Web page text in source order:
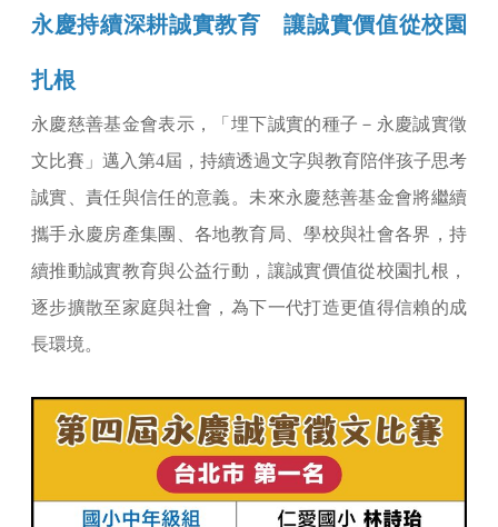
永慶持續深耕誠實教育 讓誠實價值從校園
扎根
永慶慈善基金會表示，「埋下誠實的種子－永慶誠實徵
文比賽」邁入第4屆，持續透過文字與教育陪伴孩子思考
誠實、責任與信任的意義。未來永慶慈善基金會將繼續
攜手永慶房產集團、各地教育局、學校與社會各界，持
續推動誠實教育與公益行動，讓誠實價值從校園扎根，
逐步擴散至家庭與社會，為下一代打造更值得信賴的成
長環境。